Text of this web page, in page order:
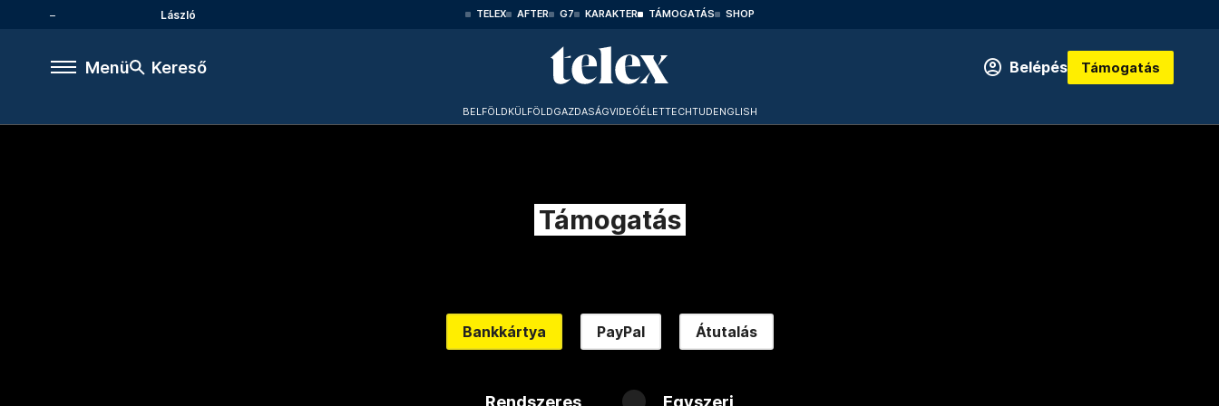
László TELEX AFTER G7 KARAKTER TÁMOGATÁS SHOP
Menü Kereső Belépés Támogatás
BELFÖLDKÜLFÖLDGAZDASÁGVIDEÓÉLETTECHTUDENGLISH
Támogatás
Bankkártya PayPal Átutalás
Rendszeres Egyszeri